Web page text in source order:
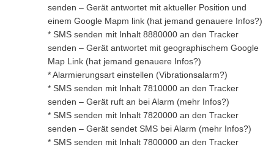
senden – Gerät antwortet mit aktueller Position und
einem Google Mapm link (hat jemand genauere Infos?)
* SMS senden mit Inhalt 8880000 an den Tracker
senden – Gerät antwortet mit geographischem Google
Map Link (hat jemand genauere Infos?)
* Alarmierungsart einstellen (Vibrationsalarm?)
* SMS senden mit Inhalt 7810000 an den Tracker
senden – Gerät ruft an bei Alarm (mehr Infos?)
* SMS senden mit Inhalt 7820000 an den Tracker
senden – Gerät sendet SMS bei Alarm (mehr Infos?)
* SMS senden mit Inhalt 7800000 an den Tracker